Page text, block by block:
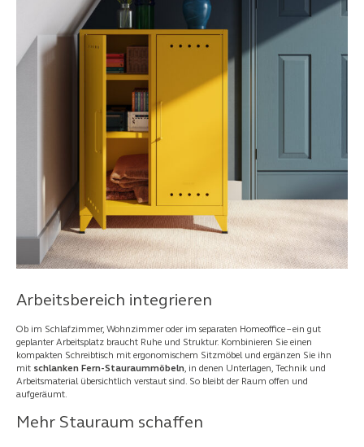
Arbeitsbereich integrieren
Ob im Schlafzimmer, Wohnzimmer oder im separaten Homeoffice – ein gut
geplanter Arbeitsplatz braucht Ruhe und Struktur. Kombinieren Sie einen
kompakten Schreibtisch mit ergonomischem Sitzmöbel und ergänzen Sie ihn
mit schlanken Fern-Stauraummöbeln, in denen Unterlagen, Technik und
Arbeitsmaterial übersichtlich verstaut sind. So bleibt der Raum offen und
aufgeräumt.
Mehr Stauraum schaffen